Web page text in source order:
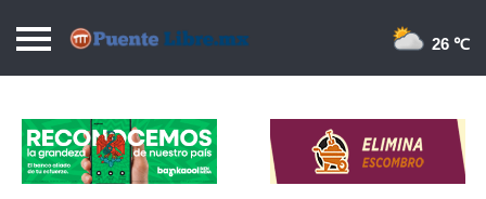
Puentelibre.mx
Local
Nacional
26 ℃